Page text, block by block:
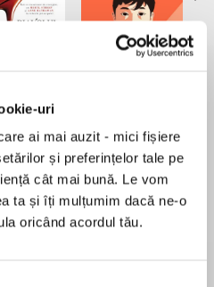
uri
ai mai auzit - mici fișiere
și preferințelor tale pe
cât mai bună. Le vom
ta și îți mulțumim dacă ne-o
oricând acordul tău.
la...
Weisberger
people you love…?